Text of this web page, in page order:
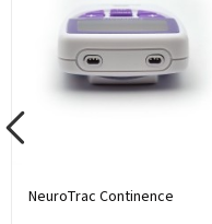
NeuroTrac Continence